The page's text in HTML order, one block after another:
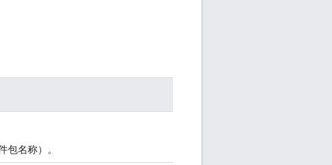
包名称）。